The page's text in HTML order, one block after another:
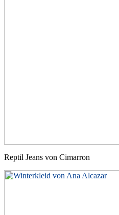
Reptil Jeans von Cimarron